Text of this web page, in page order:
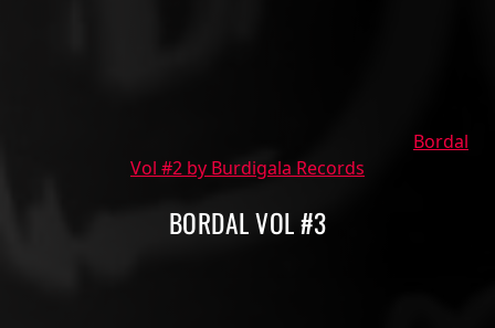
Bordal
Vol #2 by Burdigala Records
BORDAL VOL #3